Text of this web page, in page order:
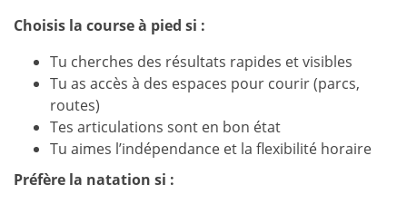
Choisis la course à pied si :
Tu cherches des résultats rapides et visibles
Tu as accès à des espaces pour courir (parcs,
routes)
Tes articulations sont en bon état
Tu aimes l’indépendance et la flexibilité horaire
Préfère la natation si :